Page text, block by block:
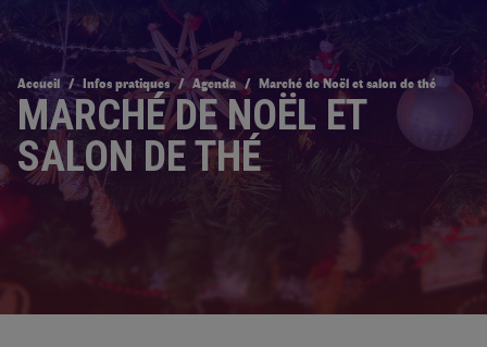
Accueil Infos pratiques Agenda Marché de Noël et salon de thé
MARCHÉ DE NOËL ET
SALON DE THÉ